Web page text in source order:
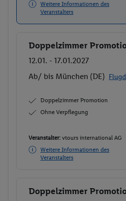
Weitere Informationen des
Veranstalters
Buchen
Doppelzimmer
12.01. - 17.01.2027
Ab/ bis München (DE)
Doppelzimmer Promotion
Ohne Verpflegung
Veranstalter: vtours international AG
Weitere Informationen des
Veranstalters
Buchen
Doppelzimmer